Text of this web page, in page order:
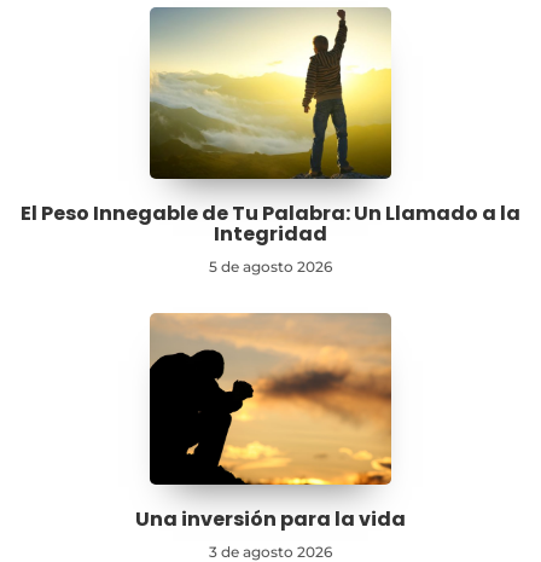
El Peso Innegable de Tu Palabra: Un Llamado a la
Integridad
5 de agosto 2026
Una inversión para la vida
3 de agosto 2026